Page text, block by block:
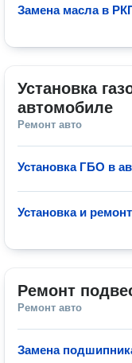
Замена масла в
Установка
автомобиле
Ремонт авто
Установка ГБО в
Установка и
Ремонт
Ремонт авто
Замена